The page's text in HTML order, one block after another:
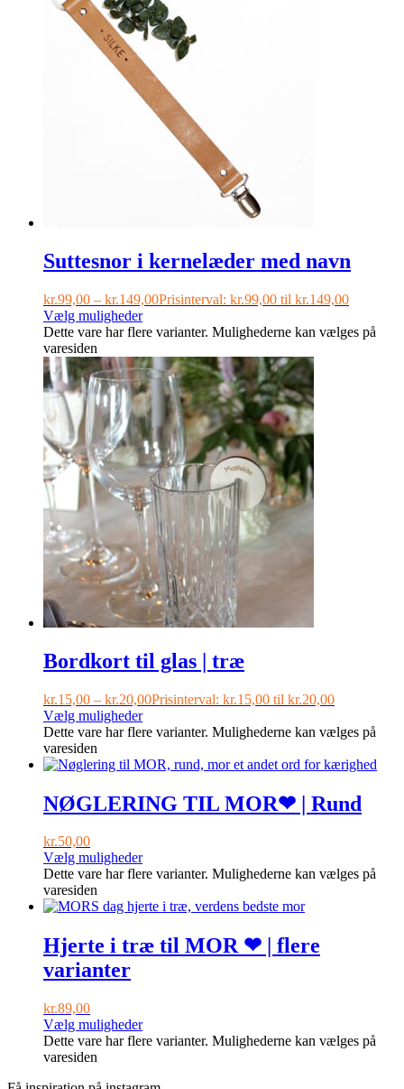
Suttesnor i kernelæder med navn
kr.99,00 – kr.149,00Prisinterval: kr.99,00 til kr.149,00
Vælg muligheder
Dette vare har flere varianter. Mulighederne kan vælges på
varesiden
Bordkort til glas | træ
kr.15,00 – kr.20,00Prisinterval: kr.15,00 til kr.20,00
Vælg muligheder
Dette vare har flere varianter. Mulighederne kan vælges på
varesiden
NØGLERING TIL MOR❤ | Rund
kr.50,00
Vælg muligheder
Dette vare har flere varianter. Mulighederne kan vælges på
varesiden
Hjerte i træ til MOR ❤ | flere
varianter
kr.89,00
Vælg muligheder
Dette vare har flere varianter. Mulighederne kan vælges på
varesiden